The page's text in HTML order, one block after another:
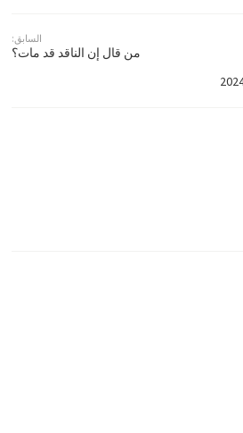
السابق:
من قال إن الناقد قد مات؟